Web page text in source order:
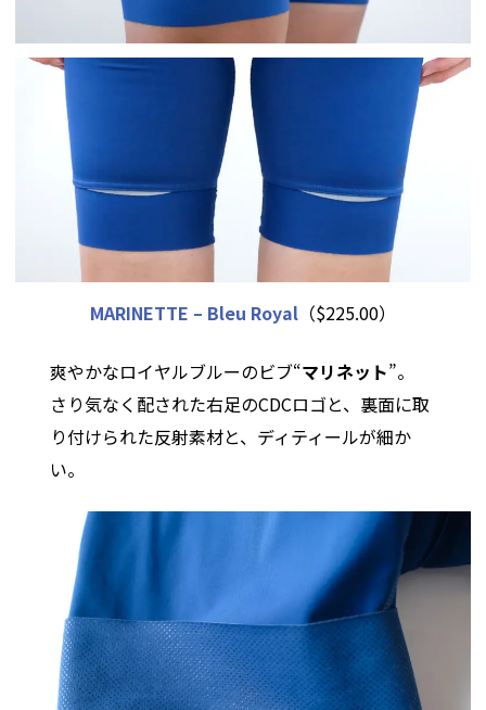
MARINETTE – Bleu Royal （$225.00）
爽やかなロイヤルブルーのビブ“マリネット”。
さり気なく配された右足のCDCロゴと、裏面に取
り付けられた反射素材と、ディティールが細か
い。